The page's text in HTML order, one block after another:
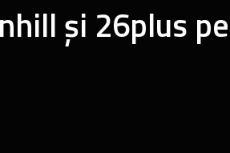
și 26plus